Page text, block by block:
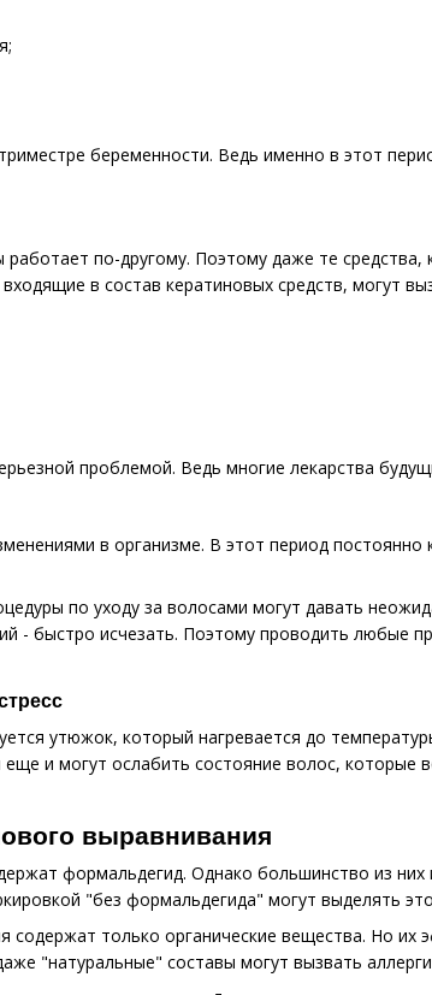
беременности. Ведь именно в этот
по-другому. Поэтому даже те средства,
в состав кератиновых средств, могут
проблемой. Ведь многие лекарства
в организме. В этот период постоянно
по уходу за волосами могут давать
- быстро исчезать. Поэтому проводить любые
утюжок, который нагревается до
и могут ослабить состояние волос, которые
выравнивания
формальдегид. Однако большинство из
"без формальдегида" могут выделять
содержат только органические вещества. Но
"натуральные" составы могут вызвать